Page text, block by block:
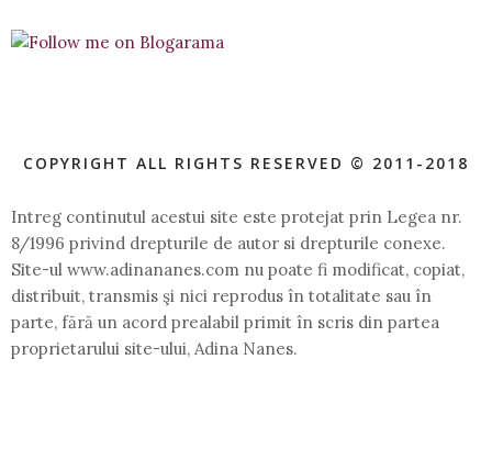
COPYRIGHT ALL RIGHTS RESERVED © 2011-2018
Intreg continutul acestui site este protejat prin Legea nr.
8/1996 privind drepturile de autor si drepturile conexe.
Site-ul www.adinananes.com nu poate fi modificat, copiat,
distribuit, transmis şi nici reprodus în totalitate sau în
parte, fără un acord prealabil primit în scris din partea
proprietarului site-ului, Adina Nanes.